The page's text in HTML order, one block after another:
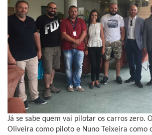
Já se sabe quem vai pilotar os carros zero.
Oliveira como piloto e Nuno Teixeira como